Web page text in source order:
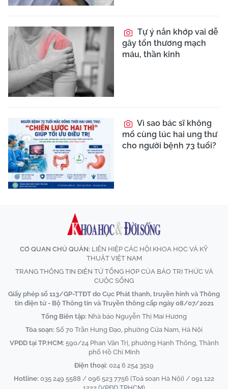
Tự ý nắn khớp vai dễ
gây tổn thương mạch
máu, thần kinh
Vì sao bác sĩ không
mổ cùng lúc hai ung thư
cho người bệnh 73 tuổi?
CƠ QUAN CHỦ QUẢN: LIÊN HIỆP CÁC HỘI KHOA HỌC VÀ KỸ
THUẬT VIỆT NAM
TRANG THÔNG TIN ĐIỆN TỬ TỔNG HỢP CỦA BÁO TRI THỨC VÀ
CUỘC SỐNG
Giấy phép số 113/GP-TTĐT do Cục Phát thanh, truyền hình và Thông
tin điện tử - Bộ Thông tin và Truyền thông cấp ngày 08/07/2021
Tổng Biên tập: Nhà báo Nguyễn Thị Mai Hương
Tòa soạn: Số 70 Trần Hưng Đạo, phường Cửa Nam, Hà Nội
VPĐD tại TP.HCM: 590/24 Phan Văn Trị, phường Hạnh Thông, Thành
phố Hồ Chí Minh
Điện thoại: 024 6 254 3519
Hotline: 035 249 5588 / 096 523 7756 (Toà soạn Hà Nội) / 091 122